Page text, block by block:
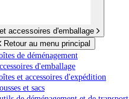
accessoires d'emballage
Retour au menu principal
de déménagement
d'emballage
et accessoires d'expédition
et sacs